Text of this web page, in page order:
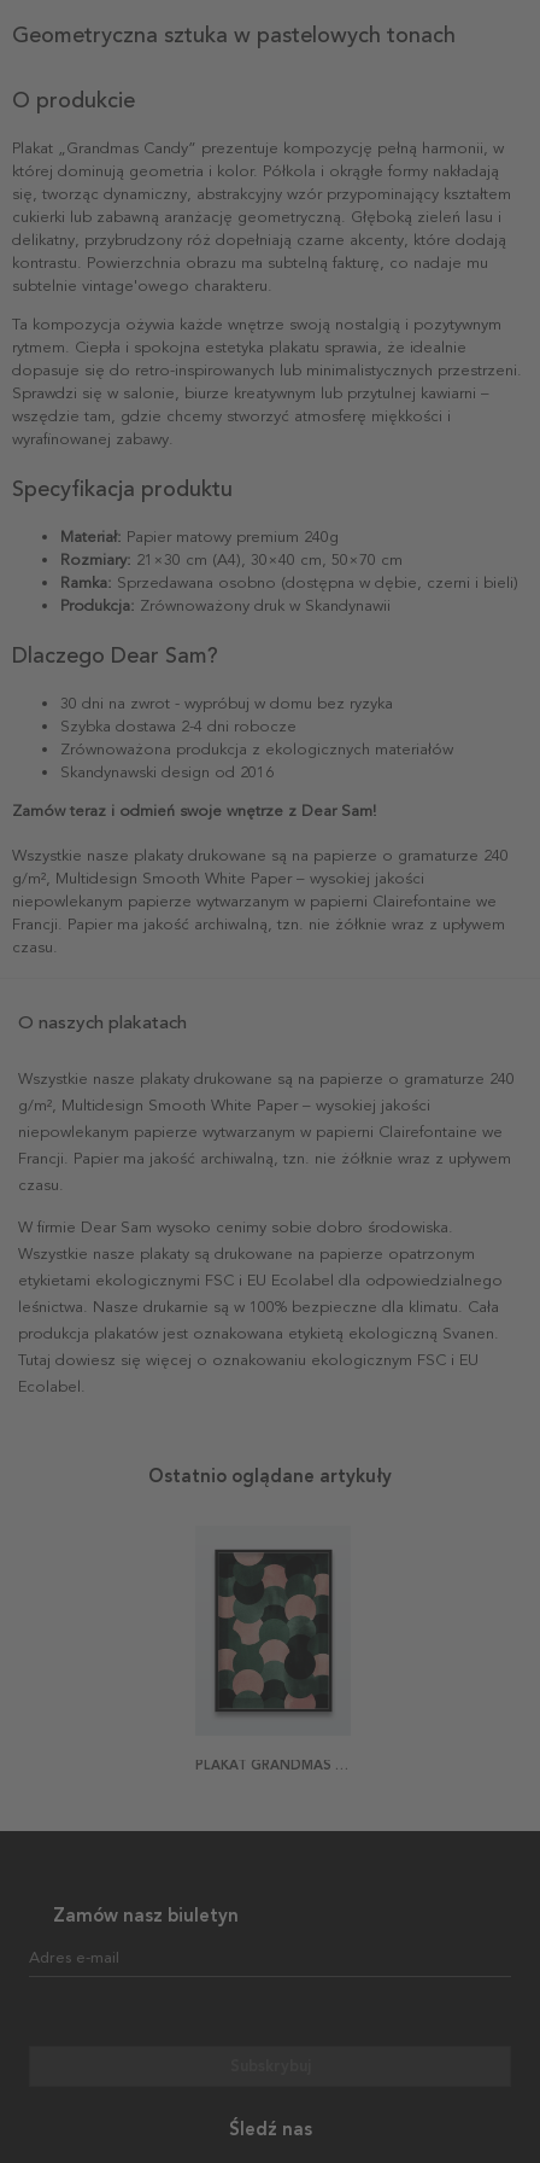
Geometryczna sztuka w pastelowych tonach
O produkcie
Plakat „Grandmas Candy” prezentuje kompozycję pełną harmonii, w
której dominują geometria i kolor. Półkola i okrągłe formy nakładają
się, tworząc dynamiczny, abstrakcyjny wzór przypominający kształtem
cukierki lub zabawną aranżację geometryczną. Głęboką zieleń lasu i
delikatny, przybrudzony róż dopełniają czarne akcenty, które dodają
kontrastu. Powierzchnia obrazu ma subtelną fakturę, co nadaje mu
subtelnie vintage'owego charakteru.
Ta kompozycja ożywia każde wnętrze swoją nostalgią i pozytywnym
rytmem. Ciepła i spokojna estetyka plakatu sprawia, że idealnie
dopasuje się do retro-inspirowanych lub minimalistycznych przestrzeni.
Sprawdzi się w salonie, biurze kreatywnym lub przytulnej kawiarni –
wszędzie tam, gdzie chcemy stworzyć atmosferę miękkości i
wyrafinowanej zabawy.
Specyfikacja produktu
Materiał: Papier matowy premium 240g
Rozmiary: 21×30 cm (A4), 30×40 cm, 50×70 cm
Ramka: Sprzedawana osobno (dostępna w dębie, czerni i bieli)
Produkcja: Zrównoważony druk w Skandynawii
Dlaczego Dear Sam?
30 dni na zwrot - wypróbuj w domu bez ryzyka
Szybka dostawa 2-4 dni robocze
Zrównoważona produkcja z ekologicznych materiałów
Skandynawski design od 2016
Zamów teraz i odmień swoje wnętrze z Dear Sam!
Wszystkie nasze plakaty drukowane są na papierze o gramaturze 240
g/m², Multidesign Smooth White Paper – wysokiej jakości
niepowlekanym papierze wytwarzanym w papierni Clairefontaine we
Francji. Papier ma jakość archiwalną, tzn. nie żółknie wraz z upływem
czasu.
O naszych plakatach
Wszystkie nasze plakaty drukowane są na papierze o gramaturze 240
g/m², Multidesign Smooth White Paper – wysokiej jakości
niepowlekanym papierze wytwarzanym w papierni Clairefontaine we
Francji. Papier ma jakość archiwalną, tzn. nie żółknie wraz z upływem
czasu.
W firmie Dear Sam wysoko cenimy sobie dobro środowiska.
Wszystkie nasze plakaty są drukowane na papierze opatrzonym
etykietami ekologicznymi FSC i EU Ecolabel dla odpowiedzialnego
leśnictwa. Nasze drukarnie są w 100% bezpieczne dla klimatu. Cała
produkcja plakatów jest oznakowana etykietą ekologiczną Svanen.
Tutaj dowiesz się więcej o oznakowaniu ekologicznym FSC i EU
Ecolabel.
Ostatnio oglądane artykuły
PLAKAT GRANDMAS CANDY
Zamów nasz biuletyn
Adres e-mail
Śledź nas